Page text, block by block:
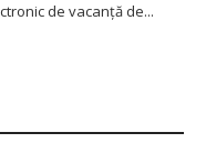
de vacanță de...